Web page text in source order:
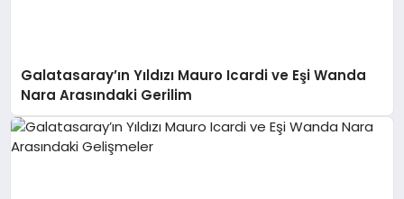
Galatasaray’ın Yıldızı Mauro Icardi ve Eşi Wanda
Nara Arasındaki Gerilim